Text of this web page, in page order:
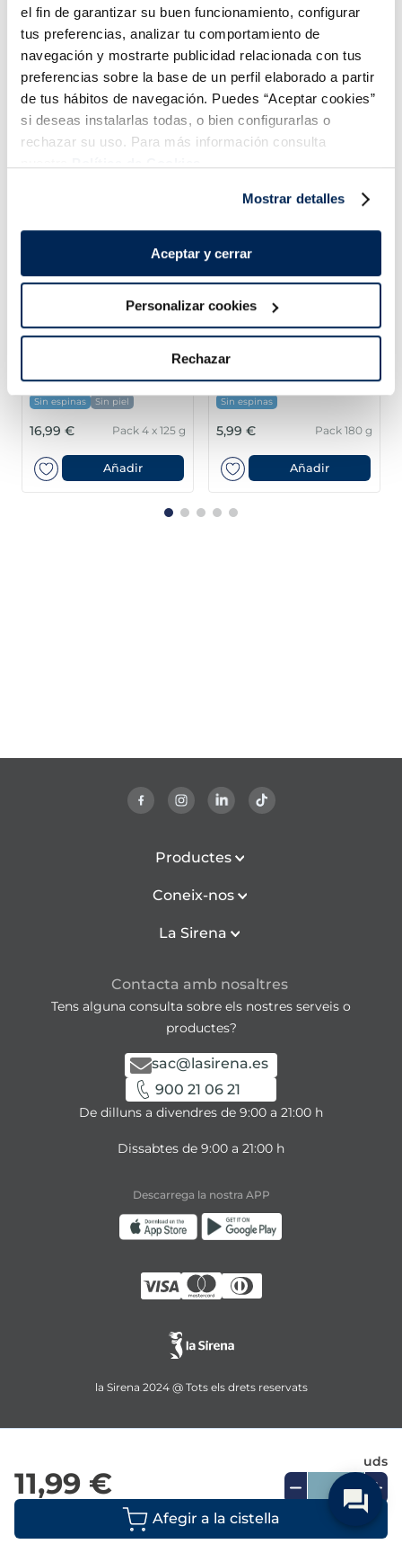
el fin de garantizar su buen funcionamiento, configurar
tus preferencias, analizar tu comportamiento de
navegación y mostrarte publicidad relacionada con tus
preferencias sobre la base de un perfil elaborado a partir
de tus hábitos de navegación. Puedes “Aceptar cookies”
si deseas instalarlas todas, o bien configurarlas o
rechazar su uso. Para más información consulta
Mostrar detalles
Aceptar y cerrar
Personalizar cookies
Rechazar
11,99 €
uds
Combina-ho i fes un menú de 10!
Lloms de salmó noruec
Premium
Sin espinas Sin piel
16,99 € Pack 4 x 125 g
Añadir
Filets de llobarro
Premium
Sin espinas
5,99 € Pack 180 g
Añadir
Productes
Coneix-nos
La Sirena
Contacta amb nosaltres
Tens alguna consulta sobre els nostres serveis o
productes?
sac@lasirena.es
900 21 06 21
De dilluns a divendres de 9:00 a 21:00 h
Dissabtes de 9:00 a 21:00 h
Descarrega la nostra APP
la Sirena 2024 @ Tots els drets reservats